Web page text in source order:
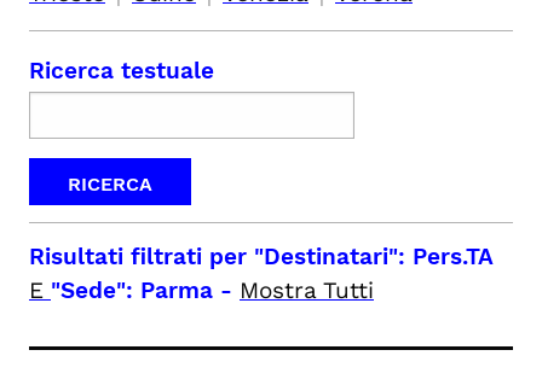
Ricerca testuale
Risultati filtrati per "Destinatari": Pers.TA
E "Sede": Parma - Mostra Tutti